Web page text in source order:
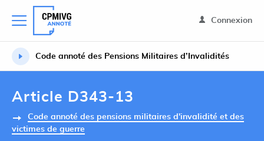
Connexion
Code annoté des Pensions Militaires d’Invalidités
Article D343-13
Code annoté des pensions militaires d'invalidité et des
victimes de guerre